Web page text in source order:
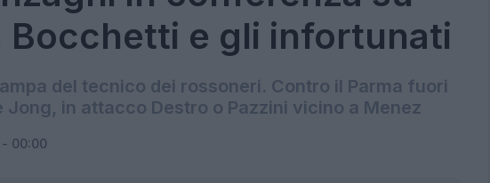
Bocchetti e gli infortunati
del tecnico dei rossoneri. Contro il Parma fuori
Jong, in attacco Destro o Pazzini vicino a Menez
- 00:00